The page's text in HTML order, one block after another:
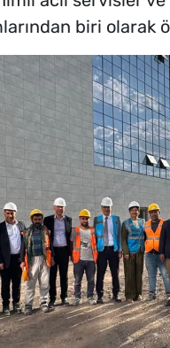
biri olarak